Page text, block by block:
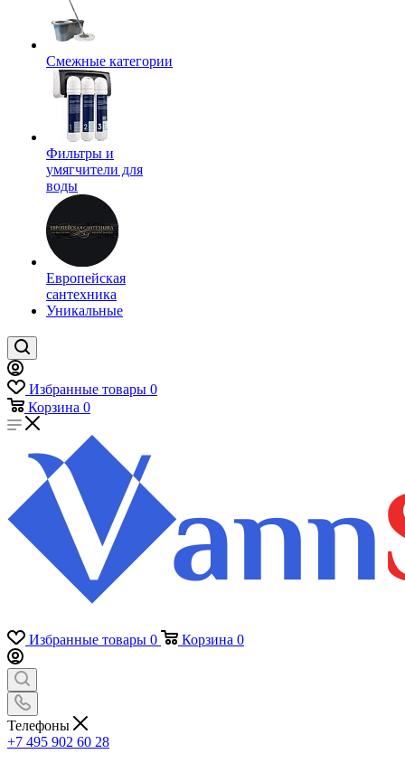
Смежные категории
Фильтры и
умягчители для
воды
Европейская
сантехника
Уникальные
Избранные товары 0
Корзина 0
Избранные товары 0 Корзина 0
Телефоны
+7 495 902 60 28